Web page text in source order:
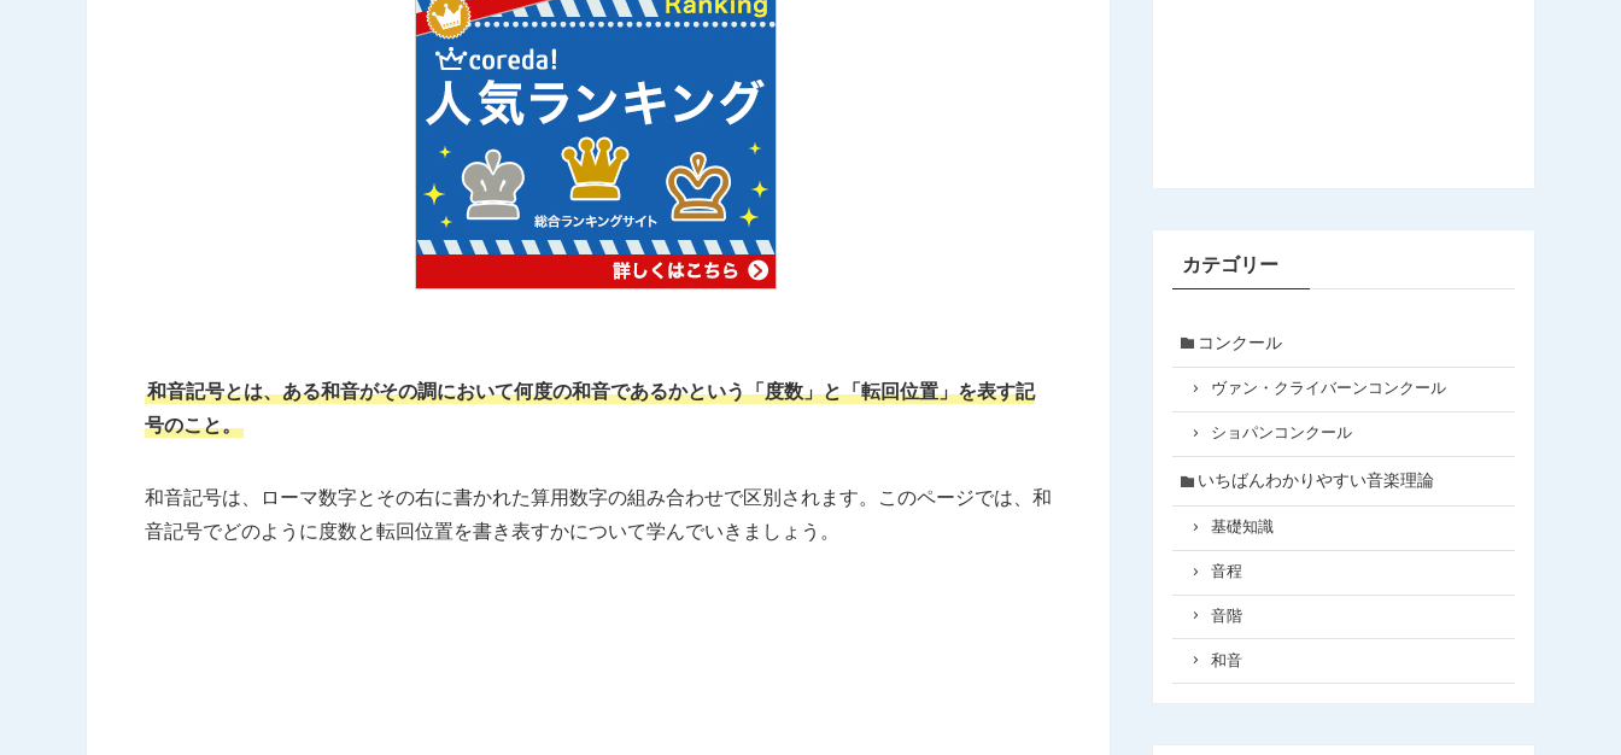
和音記号とは、ある和音がその調において何度の和音であるかという「度数」と「転回位置」を表す記
号のこと。
和音記号は、ローマ数字とその右に書かれた算用数字の組み合わせで区別されます。このページでは、和
音記号でどのように度数と転回位置を書き表すかについて学んでいきましょう。
カテゴリー
コンクール
ヴァン・クライバーンコンクール
ショパンコンクール
いちばんわかりやすい音楽理論
基礎知識
音程
音階
和音